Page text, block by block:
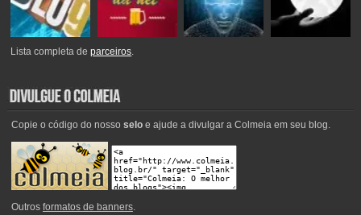
Lista completa deparceiros.
Copie o código do nosso seloe ajude a divulgar a Colmeia em seu blog.
Outros formatos de banners.